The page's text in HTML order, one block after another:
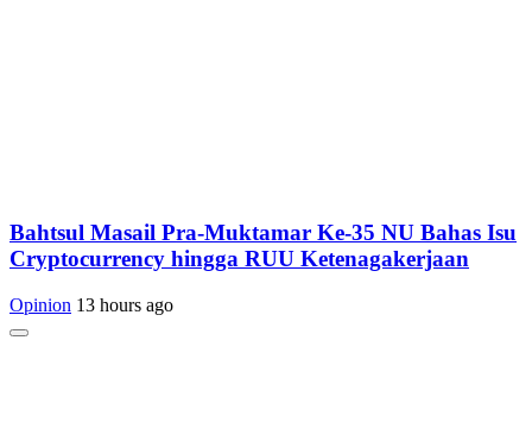
Bahtsul Masail Pra-Muktamar Ke-35 NU Bahas Isu
Cryptocurrency hingga RUU Ketenagakerjaan
Opinion 13 hours ago